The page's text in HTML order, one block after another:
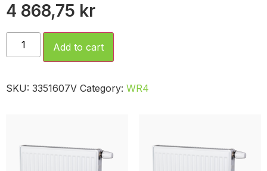
4 868,75 kr
Add to cart
SKU: 3351607V Category: WR4